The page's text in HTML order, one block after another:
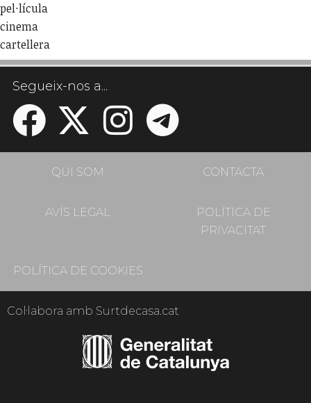
pel·lícula
cinema
cartellera
Segueix-nos a...
QUI SOM CONTACTA
AVÍS LEGAL
POLÍTICA DE
PRIVACITAT
POLÍTICA DE COOKIES
Col·labora amb Surtdecasa.cat